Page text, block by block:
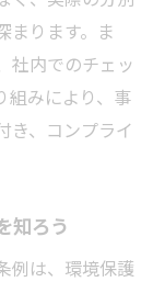
まります。ま
社内でのチェッ
組みにより、事
き、コンプライ
知ろう
例は、環境保護